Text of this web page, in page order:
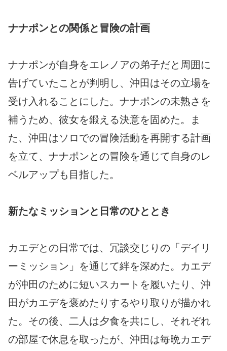
ナナポンとの関係と冒険の計画
ナナポンが自身をエレノアの弟子だと周囲に
告げていたことが判明し、沖田はその立場を
受け入れることにした。ナナポンの未熟さを
補うため、彼女を鍛える決意を固めた。ま
た、沖田はソロでの冒険活動を再開する計画
を立て、ナナポンとの冒険を通じて自身のレ
ベルアップも目指した。
新たなミッションと日常のひととき
カエデとの日常では、冗談交じりの「デイリ
ーミッション」を通じて絆を深めた。カエデ
が沖田のために短いスカートを履いたり、沖
田がカエデを褒めたりするやり取りが描かれ
た。その後、二人は夕食を共にし、それぞれ
の部屋で休息を取ったが、沖田は毎晩カエデ